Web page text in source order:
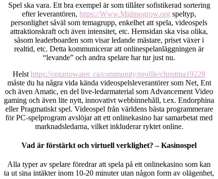
Spel ska vara. Ett bra exempel är som tillåter sofistikerad sortering
efter leverantören, https://Www.Midmogrow.org speltyp,
personlighet såväl som temagrupp, enkelhet att spela, videospels
attraktionskraft och även intensitet, etc. Hemsidan ska visa olika,
såsom leaderboarden som visar ledande mästare, priset växer i
realtid, etc. Detta kommunicerar att onlinespelanläggningen är
“levande” och andra spelare har tur just nu.
Helst https://ontariowater. ca/community/profile/christina19228
måste du ha några vida kända videospelsleverantörer som Net, Ent
och även Amatic, en del live-ledarmaterial som Advancement Video
gaming och även lite nytt, innovativt webbinnehåll, t.ex. Endorphina
eller Pragmatiskt spel. Videospel från världens bästa programmerare
för PC-spelprogram avslöjar att ett onlinekasino har samarbetat med
marknadsledarna, vilket inkluderar ryktet online.
Vad är förstärkt och virtuell verklighet? – Kasinospel
Alla typer av spelare föredrar att spela på ett onlinekasino som kan
ta ut sina intäkter inom 10-20 minuter utan någon form av olägenhet,